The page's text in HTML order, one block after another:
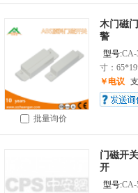
批量询价
木门磁
警
型号:CA-
寸：
￥电议
门磁开
开
型号:CA-